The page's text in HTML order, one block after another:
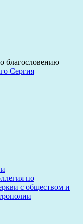
благословению
Сергия
по
с обществом и